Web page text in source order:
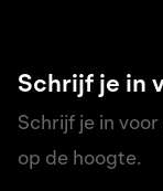
Schrijf je in
Schrijf je in
op de hoogte.